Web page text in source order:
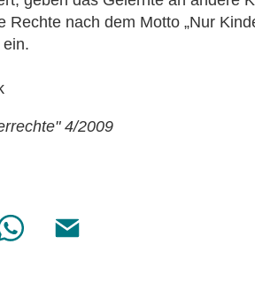
Rechte nach dem Motto „Nur
ein.
4/2009